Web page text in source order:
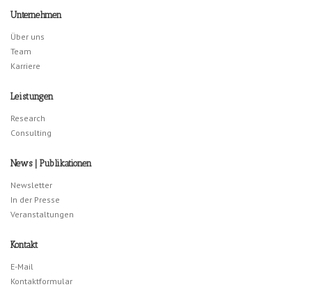
Unternehmen
Über uns
Team
Karriere
Leistungen
Research
Consulting
News | Publikationen
Newsletter
In der Presse
Veranstaltungen
Kontakt
E-Mail
Kontaktformular